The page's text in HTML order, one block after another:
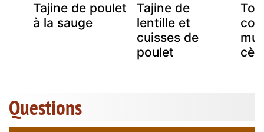
Tajine de poulet
à la sauge
Tajine de
lentille et
cuisses de
poulet
Questions